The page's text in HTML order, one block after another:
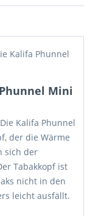
Kalifa Phunnel
Mini
Kalifa Phunnel
der die Wärme
sich der
Tabakkopf ist
nicht in den
leicht ausfällt.